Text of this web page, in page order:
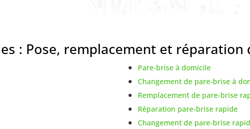
: Pose, remplacement et réparation
Pare-brise à domicile
Changement de pare-brise à
Remplacement de pare-brise
Réparation pare-brise rapide
Changement de pare-brise